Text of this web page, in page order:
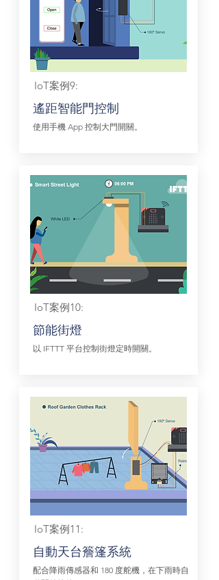
IoT案例9:
遙距智能門控制
使用手機 App 控制大門開關。
IoT案例10:
節能街燈
以 IFTTT 平台控制街燈定時開關。
IoT案例11:
自動天台簷篷系統
配合降雨傳感器和 180 度舵機，在下雨時自